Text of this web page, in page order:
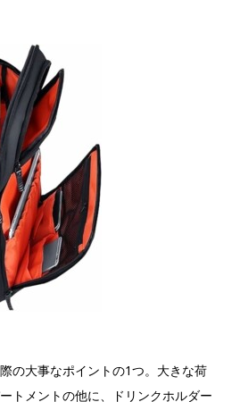
の大事なポイントの1つ。大きな荷
トメントの他に、ドリンクホルダー